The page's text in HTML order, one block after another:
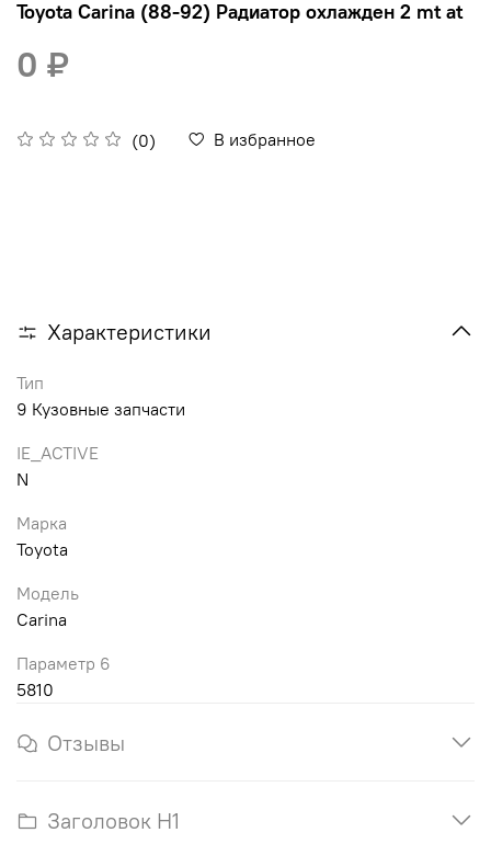
Toyota Carina (88-92) Радиатор охлажден 2 mt at
(0) В избранное
0 ₽
Характеристики
Тип
9 Кузовные запчасти
IE_ACTIVE
N
Марка
Toyota
Модель
Carina
Параметр 6
5810
Отзывы
Заголовок H1